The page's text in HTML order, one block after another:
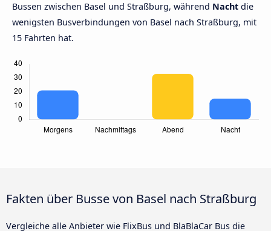
Bussen zwischen Basel und Straßburg, während Nacht die
wenigsten Busverbindungen von Basel nach Straßburg, mit
15 Fahrten hat.
Fakten über Busse von Basel nach Straßburg
Vergleiche alle Anbieter wie FlixBus und BlaBlaCar Bus die